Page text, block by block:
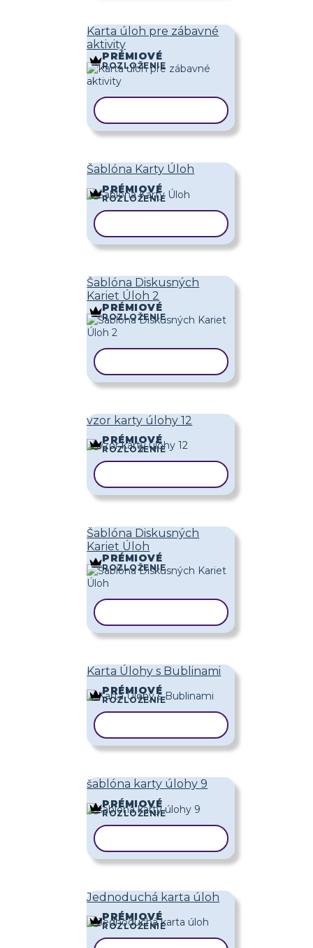
Karta úloh pre zábavné
aktivity
PRÉMIOVÉ
ROZLOŽENIE
Šablóna Karty Úloh
PRÉMIOVÉ
ROZLOŽENIE
Šablóna Diskusných
Kariet Úloh 2
PRÉMIOVÉ
ROZLOŽENIE
vzor karty úlohy 12
PRÉMIOVÉ
ROZLOŽENIE
Šablóna Diskusných
Kariet Úloh
PRÉMIOVÉ
ROZLOŽENIE
Karta Úlohy s Bublinami
PRÉMIOVÉ
ROZLOŽENIE
šablóna karty úlohy 9
PRÉMIOVÉ
ROZLOŽENIE
Jednoduchá karta úloh
PRÉMIOVÉ
ROZLOŽENIE